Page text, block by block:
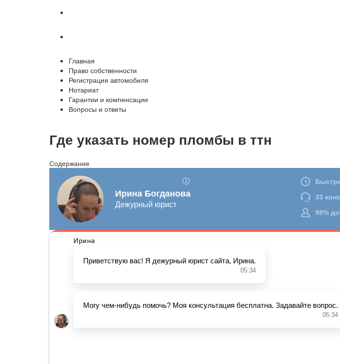
Главная
Право собственности
Регистрация автомобиля
Нотариат
Гарантии и компенсации
Вопросы и ответы
Где указать номер пломбы в ттн
Содержание